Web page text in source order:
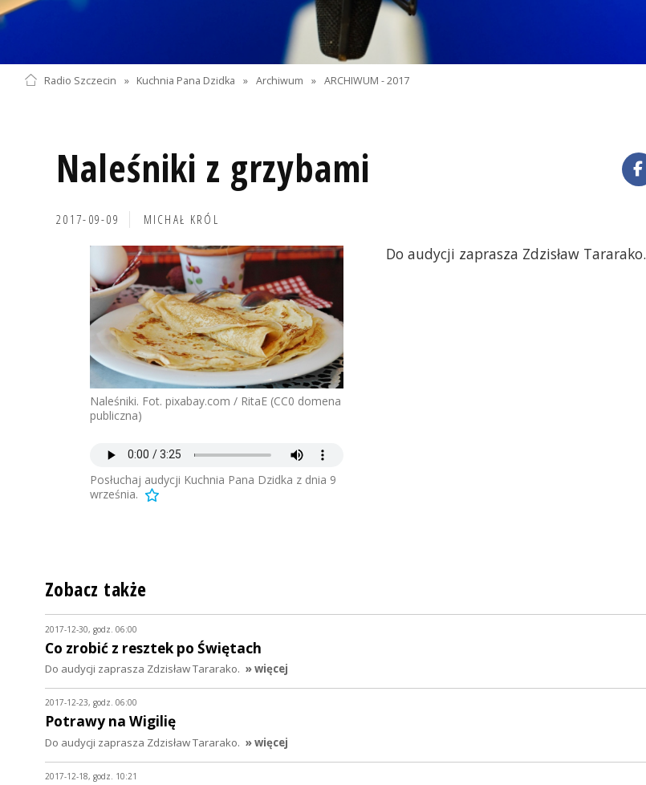
Radio Szczecin » Kuchnia Pana Dzidka » Archiwum » ARCHIWUM - 2017
Naleśniki z grzybami
2017-09-09 MICHAŁ KRÓL
Naleśniki. Fot. pixabay.com / RitaE (CC0 domena
publiczna)
Posłuchaj audycji Kuchnia Pana Dzidka z dnia 9
września.
Do audycji zaprasza Zdzisław Tararako.
Zobacz także
2017-12-30, godz. 06:00
Co zrobić z resztek po Świętach
Do audycji zaprasza Zdzisław Tararako. » więcej
2017-12-23, godz. 06:00
Potrawy na Wigilię
Do audycji zaprasza Zdzisław Tararako. » więcej
2017-12-18, godz. 10:21